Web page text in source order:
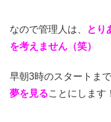
なので管理人は、
とり
を考えません（笑）
早朝3時のスタートまで
夢を見ることにします！